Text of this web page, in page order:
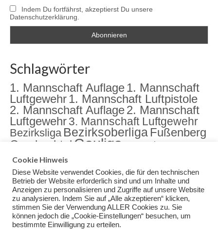
Indem Du fortfährst, akzeptierst Du unsere
Datenschutzerklärung.
Schlagwörter
1. Mannschaft Auflage1. Mannschaft
Luftgewehr1. Mannschaft Luftpistole
2. Mannschaft Auflage2. Mannschaft
Luftgewehr3. Mannschaft Luftgewehr
Bezirksliga Bezirksoberliga Fußenberg
Gambachtal Gauliga
Jugend
Jugendarbeit
Meisterschaft Rama Dama Sektion
TrainingVeranstaltungen
Impressum Datenschutz
Cookie Hinweis
Diese Website verwendet Cookies, die für den technischen
Betrieb der Website erforderlich sind und um Inhalte und
Anzeigen zu personalisieren und Zugriffe auf unsere Website
zu analysieren. Indem Sie auf „Alle akzeptieren“ klicken,
stimmen Sie der Verwendung ALLER Cookies zu. Sie
können jedoch die „Cookie-Einstellungen“ besuchen, um
bestimmte Einwilligung zu erteilen.